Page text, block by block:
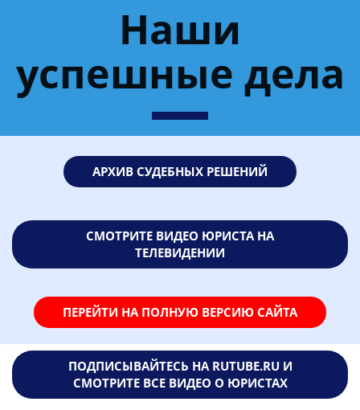
Наши
успешные дела
АРХИВ СУДЕБНЫХ РЕШЕНИЙ
СМОТРИТЕ ВИДЕО ЮРИСТА НА
ТЕЛЕВИДЕНИИ
ПЕРЕЙТИ НА ПОЛНУЮ ВЕРСИЮ САЙТА
ПОДПИСЫВАЙТЕСЬ НА RUTUBE.RU И
СМОТРИТЕ ВСЕ ВИДЕО О ЮРИСТАХ